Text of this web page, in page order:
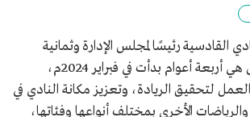
القادسية رئيسًا لمجلس الإدارة وثمانية
أعضاء،وفترة المجلس هي أربعة أعوام بدأت في فبراير 2024م،
لتحقيق الريادة، وتعزيز مكانة النادي في
الأخرى بمختلف أنواعها وفئاتها،